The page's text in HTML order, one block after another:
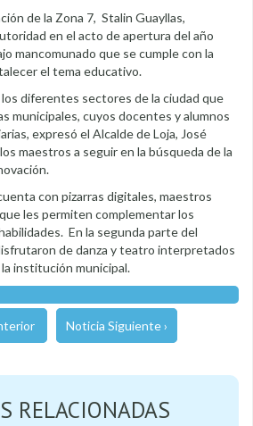
de la Zona 7, Stalin Guayllas,
en el acto de apertura del año
mancomunado que se cumple con la
el tema educativo.
los diferentes sectores de la ciudad que
municipales, cuyos docentes y alumnos
expresó el Alcalde de Loja, José
maestros a seguir en la búsqueda de la
con pizarras digitales, maestros
les permiten complementar los
En la segunda parte del
de danza y teatro interpretados
institución municipal.
Noticia Siguiente ›
RELACIONADAS